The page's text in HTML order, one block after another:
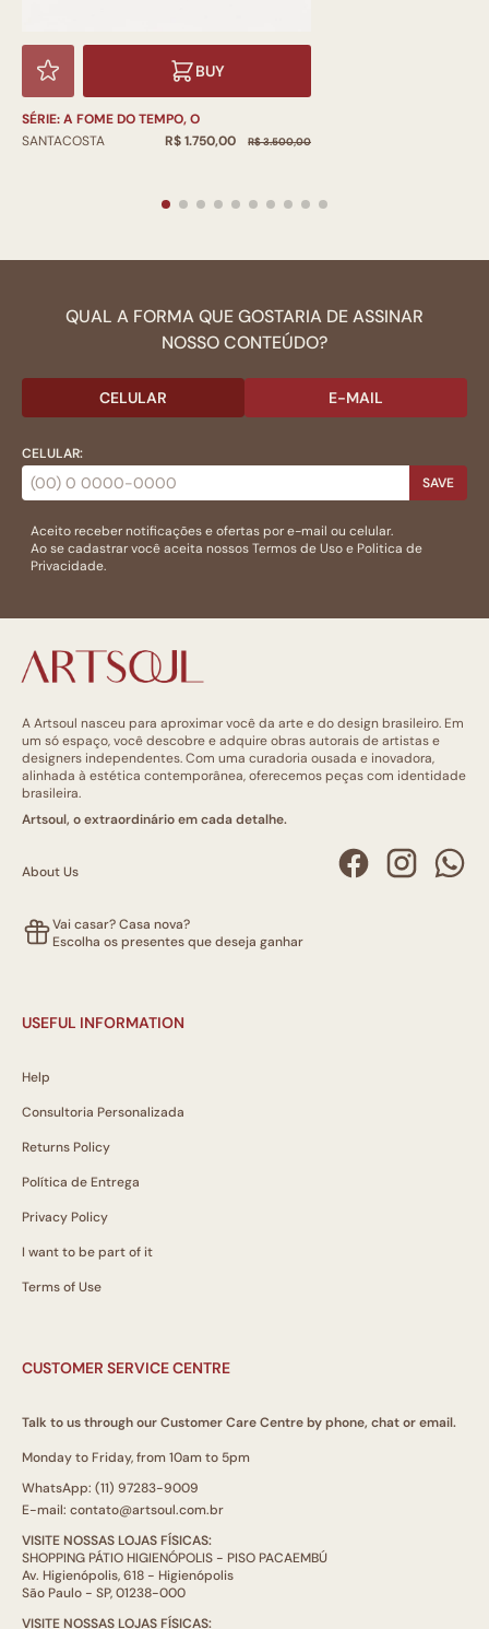
BUY
SÉRIE: A FOME DO TEMPO, O
SANTACOSTA
R$ 1.750,00 R$ 3.500,00
QUAL A FORMA QUE GOSTARIA DE ASSINAR
NOSSO CONTEÚDO?
CELULAR E-MAIL
CELULAR:
SAVE
Aceito receber notificações e ofertas por e-mail ou celular.
Ao se cadastrar você aceita nossosTermos de Usoe Politica de
Privacidade.
A Artsoul nasceu para aproximar você da arte e do design brasileiro. Em
um só espaço, você descobre e adquire obras autorais de artistas e
designers independentes. Com uma curadoria ousada e inovadora,
alinhada à estética contemporânea, oferecemos peças com identidade
brasileira.
Artsoul, o extraordinário em cada detalhe.
About Us
Vai casar? Casa nova?
Escolha os presentes que deseja ganhar
USEFUL INFORMATION
Help
Consultoria Personalizada
Returns Policy
Política de Entrega
Privacy Policy
I want to be part of it
Terms of Use
CUSTOMER SERVICE CENTRE
Talk to us through our Customer Care Centre by phone, chat or email.
Monday to Friday, from 10am to 5pm
WhatsApp: (11) 97283-9009
E-mail: contato@artsoul.com.br
VISITE NOSSAS LOJAS FÍSICAS:
SHOPPING PÁTIO HIGIENÓPOLIS - PISO PACAEMBÚ
Av. Higienópolis, 618 - Higienópolis
São Paulo - SP, 01238-000
VISITE NOSSAS LOJAS FÍSICAS: